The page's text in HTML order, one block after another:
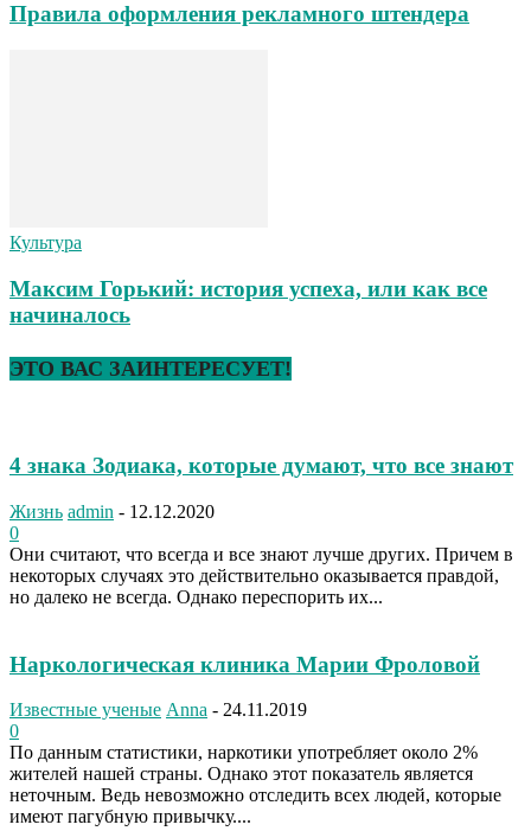
Правила оформления рекламного штендера
Культура
Максим Горький: история успеха, или как все
начиналось
ЭТО ВАС ЗАИНТЕРЕСУЕТ!
4 знака Зодиака, которые думают, что все знают
Жизнь admin - 12.12.2020
0
Они считают, что всегда и все знают лучше других. Причем в
некоторых случаях это действительно оказывается правдой,
но далеко не всегда. Однако переспорить их...
Наркологическая клиника Марии Фроловой
Известные ученые Anna - 24.11.2019
0
По данным статистики, наркотики употребляет около 2%
жителей нашей страны. Однако этот показатель является
неточным. Ведь невозможно отследить всех людей, которые
имеют пагубную привычку....